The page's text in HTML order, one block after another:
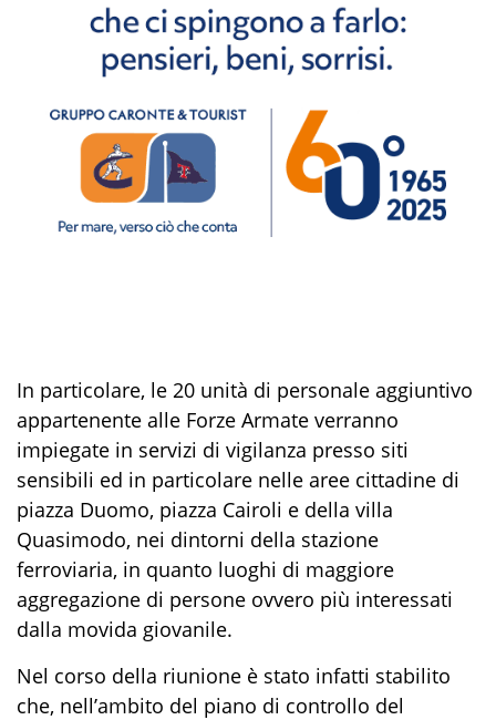
In particolare, le 20 unità di personale aggiuntivo
appartenente alle Forze Armate verranno
impiegate in servizi di vigilanza presso siti
sensibili ed in particolare nelle aree cittadine di
piazza Duomo, piazza Cairoli e della villa
Quasimodo, nei dintorni della stazione
ferroviaria, in quanto luoghi di maggiore
aggregazione di persone ovvero più interessati
dalla movida giovanile.
Nel corso della riunione è stato infatti stabilito
che, nell’ambito del piano di controllo del